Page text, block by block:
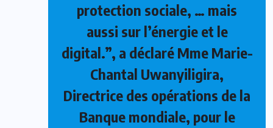
protection sociale, … mais
aussi sur l’énergie et le
digital.”, a déclaré Mme Marie-
Chantal Uwanyiligira,
Directrice des opérations de la
Banque mondiale, pour le